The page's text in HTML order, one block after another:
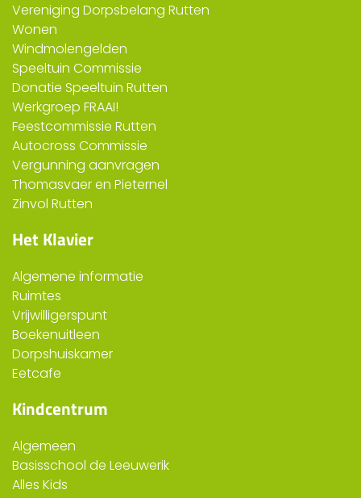
Vereniging Dorpsbelang Rutten
Wonen
Windmolengelden
Speeltuin Commissie
Donatie Speeltuin Rutten
Werkgroep FRAAI!
Feestcommissie Rutten
Autocross Commissie
Vergunning aanvragen
Thomasvaer en Pieternel
Zinvol Rutten
Het Klavier
Algemene informatie
Ruimtes
Vrijwilligerspunt
Boekenuitleen
Dorpshuiskamer
Eetcafe
Kindcentrum
Algemeen
Basisschool de Leeuwerik
Alles Kids